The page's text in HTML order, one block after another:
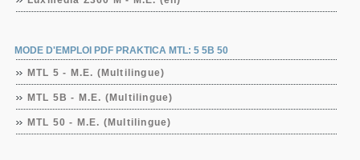
MODE D'EMPLOI PDF PRAKTICA MTL: 5 5B 50
MTL 5 - M.E. (Multilingue)
MTL 5B - M.E. (Multilingue)
MTL 50 - M.E. (Multilingue)